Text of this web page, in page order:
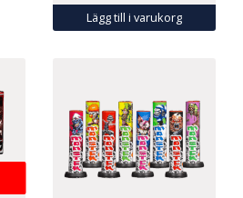
Lägg till i varukorg